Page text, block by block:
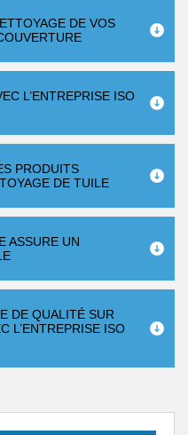
DE VOS
L’ENTREPRISE ISO
PRODUITS
DE TUILE
ASSURE UN
DE QUALITÉ SUR
L’ENTREPRISE ISO